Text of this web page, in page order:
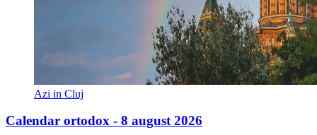
Azi in Cluj
Calendar ortodox - 8 august 2026